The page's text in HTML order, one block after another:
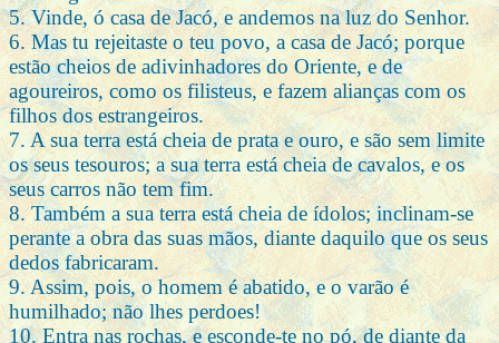
5. Vinde, ó casa de Jacó, e andemos na luz do Senhor.
6. Mas tu rejeitaste o teu povo, a casa de Jacó; porque
estão cheios de adivinhadores do Oriente, e de
agoureiros, como os filisteus, e fazem alianças com os
filhos dos estrangeiros.
7. A sua terra está cheia de prata e ouro, e são sem limite
os seus tesouros; a sua terra está cheia de cavalos, e os
seus carros não tem fim.
8. Também a sua terra está cheia de ídolos; inclinam-se
perante a obra das suas mãos, diante daquilo que os seus
dedos fabricaram.
9. Assim, pois, o homem é abatido, e o varão é
humilhado; não lhes perdoes!
10. Entra nas rochas, e esconde-te no pó, de diante da